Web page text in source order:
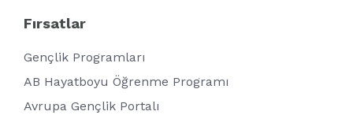
Fırsatlar
Gençlik Programları
AB Hayatboyu Öğrenme Programı
Avrupa Gençlik Portalı